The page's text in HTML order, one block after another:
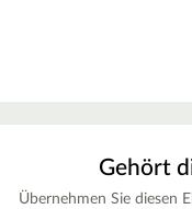
Gehört
Übernehmen Sie diesen